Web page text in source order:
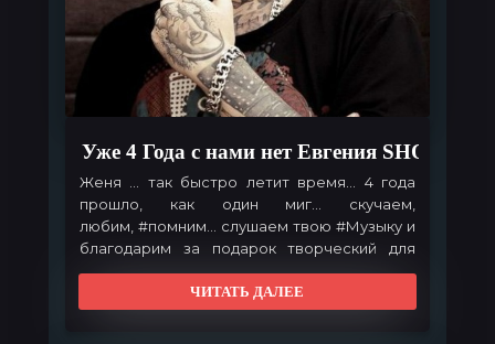
Уже 4 Года с нами нет Евгения SHOT
Женя ... так быстро летит время... 4 года
прошло, как один миг... скучаем,
любим, #помним ... слушаем твою #Музыку и
благодарим за подарок творческий для
нас... там твой#голос, тепло твоей
#спасибородной, покойся с миром...
#Shot#ПодНомером13#ЗапомниМеняМолодым
ЧИТАТЬ ДАЛЕЕ